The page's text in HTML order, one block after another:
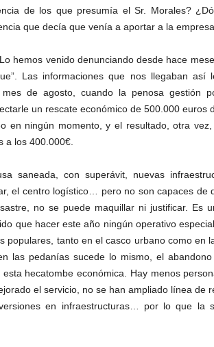
de los que presumía el Sr. Morales?
que decía que venía a aportar a la
hemos venido denunciando desde hace
Las informaciones que nos llegaban así
de agosto, cuando la penosa gestión
un rescate económico de 500.000 euros
en ningún momento, y el resultado, otra
a los 400.000€.
saneada, con superávit, nuevas
el centro logístico… pero no son capaces de
no se puede maquillar ni justificar. Es
que hacer este año ningún operativo
populares, tanto en el casco urbano como en
las pedanías sucede lo mismo, el
esta hecatombe económica. Hay menos
el servicio, no se han ampliado línea de
en infraestructuras… por lo que la